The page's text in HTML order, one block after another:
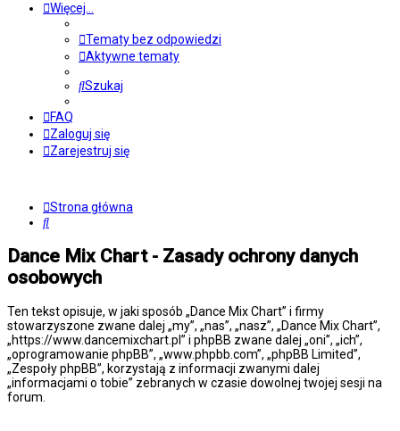
Więcej…
Tematy bez odpowiedzi
Aktywne tematy
Szukaj
FAQ
Zaloguj się
Zarejestruj się
Strona główna
Szukaj
Dance Mix Chart - Zasady ochrony danych
osobowych
Ten tekst opisuje, w jaki sposób „Dance Mix Chart” i firmy
stowarzyszone zwane dalej „my”, „nas”, „nasz”, „Dance Mix Chart”,
„https://www.dancemixchart.pl” i phpBB zwane dalej „oni”, „ich”,
„oprogramowanie phpBB”, „www.phpbb.com”, „phpBB Limited”,
„Zespoły phpBB”, korzystają z informacji zwanymi dalej
„informacjami o tobie” zebranych w czasie dowolnej twojej sesji na
forum.